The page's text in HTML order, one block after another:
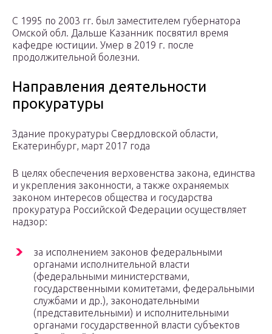
С 1995 по 2003 гг. был заместителем губернатора
Омской обл. Дальше Казанник посвятил время
кафедре юстиции. Умер в 2019 г. после
продолжительной болезни.
Направления деятельности
прокуратуры
Здание прокуратуры Свердловской области,
Екатеринбург, март 2017 года
В целях обеспечения верховенства закона, единства
и укрепления законности, а также охраняемых
законом интересов общества и государства
прокуратура Российской Федерации осуществляет
надзор:
за исполнением законов федеральными
органами исполнительной власти
(федеральными министерствами,
государственными комитетами, федеральными
службами и др.), законодательными
(представительными) и исполнительными
органами государственной власти субъектов